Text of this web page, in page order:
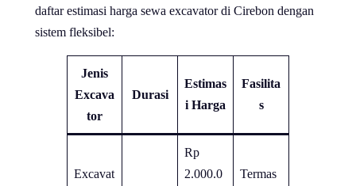
daftar estimasi harga sewa excavator di Cirebon dengan
sistem fleksibel:
Jenis
Excava
tor
Durasi
Estimas
i Harga
Fasilita
s
Excavat
Rp
2.000.0
Termas